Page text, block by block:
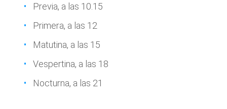
Previa, a las 10.15
Primera, a las 12
Matutina, a las 15
Vespertina, a las 18
Nocturna, a las 21